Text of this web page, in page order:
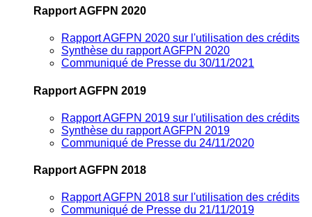
Rapport AGFPN 2020
Rapport AGFPN 2020 sur l'utilisation des crédits
Synthèse du rapport AGFPN 2020
Communiqué de Presse du 30/11/2021
Rapport AGFPN 2019
Rapport AGFPN 2019 sur l'utilisation des crédits
Synthèse du rapport AGFPN 2019
Communiqué de Presse du 24/11/2020
Rapport AGFPN 2018
Rapport AGFPN 2018 sur l'utilisation des crédits
Communiqué de Presse du 21/11/2019